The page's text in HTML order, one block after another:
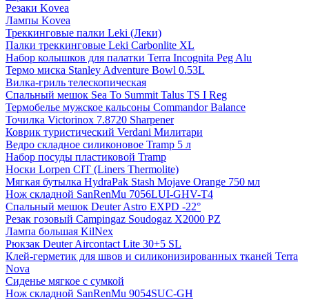
Резаки Kovea
Лампы Kovea
Треккинговые палки Leki (Леки)
Палки треккинговые Leki Carbonlite XL
Набор колышков для палатки Terra Incognita Peg Alu
Термо миска Stanley Adventure Bowl 0.53L
Вилка-гриль телескопическая
Спальный мешок Sea To Summit Talus TS I Reg
Термобелье мужское кальсоны Commandor Balance
Точилка Victorinox 7.8720 Sharpener
Коврик туристический Verdani Милитари
Ведро складное силиконовое Tramp 5 л
Набор посуды пластиковой Tramp
Носки Lorpen CIT (Liners Thermolite)
Мягкая бутылка HydraPak Stash Mojave Orange 750 мл
Нож складной SanRenMu 7056LUI-GHV-T4
Спальный мешок Deuter Astro EXPD -22°
Резак гозовый Campingaz Soudogaz X2000 PZ
Лампа большая KilNex
Рюкзак Deuter Aircontact Lite 30+5 SL
Клей-герметик для швов и силиконизированных тканей Terra
Nova
Сиденье мягкое с сумкой
Нож складной SanRenMu 9054SUC-GH